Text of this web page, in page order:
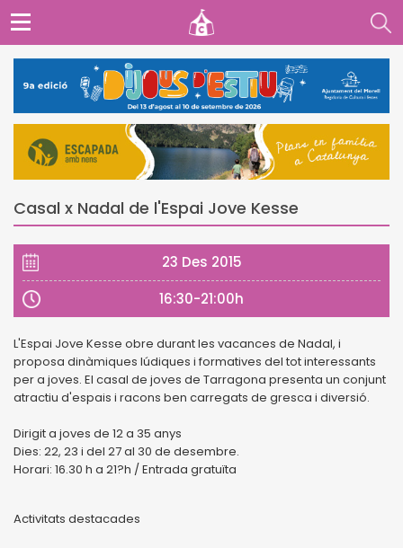
Casal x Nadal de l'Espai Jove Kesse
23 Des 2015
16:30-21:00h
L'Espai Jove Kesse obre durant les vacances de Nadal, i
proposa dinàmiques lúdiques i formatives del tot interessants
per a joves. El casal de joves de Tarragona presenta un conjunt
atractiu d'espais i racons ben carregats de gresca i diversió.
Dirigit a joves de 12 a 35 anys
Dies: 22, 23 i del 27 al 30 de desembre.
Horari: 16.30 h a 21?h / Entrada gratuïta
Activitats destacades